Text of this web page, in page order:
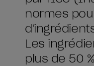
normes
Les
plus de 50